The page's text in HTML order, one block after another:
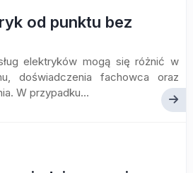
od punktu bez
elektryków mogą się różnić w
doświadczenia fachowca oraz
W przypadku...